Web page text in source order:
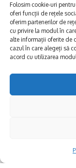
Folosim cookie-uri
oferi funcții de rețele
oferim partenerilor de
cu privire la modul în
alte informații oferite de
cazul în care alegeți să
acord cu utilizarea
E xplorăm Dobrogea,
Explorăm valorile
Deltă, Litoral, cele
biserici și mănăstiri,
FRUMOASE POVEȘTI.